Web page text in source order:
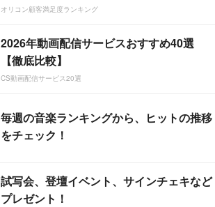
オリコン顧客満足度ランキング
2026年動画配信サービスおすすめ40選
【徹底比較】
CS動画配信サービス20選
毎週の音楽ランキングから、ヒットの推移
をチェック！
試写会、登壇イベント、サインチェキなど
プレゼント！